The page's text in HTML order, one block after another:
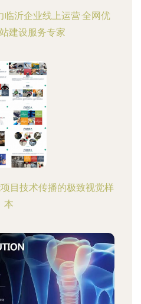
沂企业线上运营·全网优
建设服务专家
目技术传播的极致视觉样
本